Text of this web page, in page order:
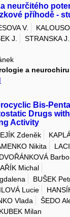
neurčitého
příhodě -
V.
J. STRANSKA J.
a
Bis-
Drugs
Activity
Zdeněk
Nikita
DVOŘÁNKOVÁ
Michal
BUŠEK
Lucie
Vlada
ŠEDO
Milan